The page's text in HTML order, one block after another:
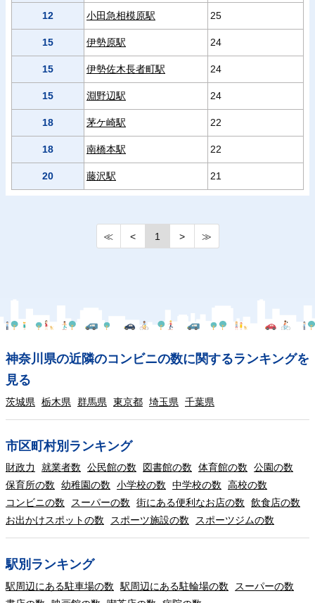
12 小田急相模原駅 25
15 伊勢原駅 24
15 伊勢佐木長者町駅 24
15 淵野辺駅 24
18 茅ケ崎駅 22
18 南橋本駅 22
20 藤沢駅 21
≪ < 1 > ≫
神奈川県の近隣のコンビニの数に関するランキングを
見る
茨城県 栃木県 群馬県 東京都 埼玉県 千葉県
市区町村別ランキング
財政力 就業者数 公民館の数 図書館の数 体育館の数
公園の数
保育所の数
幼稚園の数 小学校の数 中学校の数
高校の数
コンビニの数
スーパーの数 街にある便利なお店の数
飲食店の数
お出かけスポットの数
スポーツ施設の数 スポーツジムの数
駅別ランキング
駅周辺にある駐車場の数 駅周辺にある駐輪場の数
スーパーの数